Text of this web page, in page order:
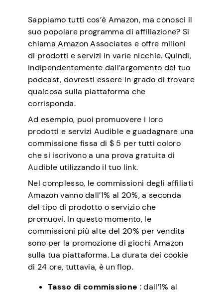
Sappiamo tutti cos’è Amazon, ma conosci il
suo popolare programma di affiliazione? Si
chiama Amazon Associates e offre milioni
di prodotti e servizi in varie nicchie. Quindi,
indipendentemente dall’argomento del tuo
podcast, dovresti essere in grado di trovare
qualcosa sulla piattaforma che
corrisponda.
Ad esempio, puoi promuovere i loro
prodotti e servizi Audible e guadagnare una
commissione fissa di $ 5 per tutti coloro
che si iscrivono a una prova gratuita di
Audible utilizzando il tuo link.
Nel complesso, le commissioni degli affiliati
Amazon vanno dall’1% al 20%, a seconda
del tipo di prodotto o servizio che
promuovi. In questo momento, le
commissioni più alte del 20% per vendita
sono per la promozione di giochi Amazon
sulla tua piattaforma. La durata dei cookie
di 24 ore, tuttavia, è un flop.
Tasso di commissione : dall’1% al